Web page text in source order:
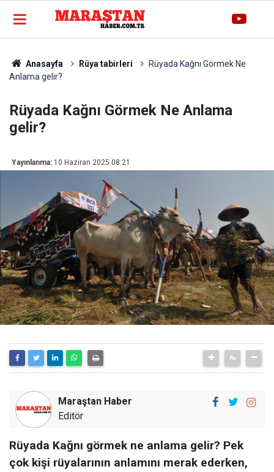
Anasayfa Rüya tabirleri
Rüyada Kağnı Görmek Ne
Anlama gelir?
Rüyada Kağnı Görmek Ne Anlama
gelir?
Yayınlanma: 10 Haziran 2025 08:21
Maraştan Haber
Editör
Rüyada Kağnı görmek ne anlama gelir? Pek
çok kişi rüyalarının anlamını merak ederken,